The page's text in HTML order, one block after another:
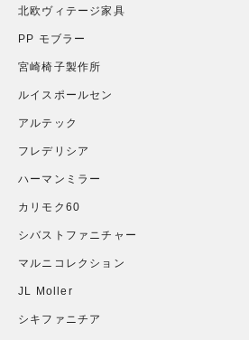
北欧ヴィテージ家具
PP モブラー
宮崎椅子製作所
ルイスポールセン
アルテック
フレデリシア
ハーマンミラー
カリモク60
シバストファニチャー
マルニコレクション
JL Moller
シキファニチア